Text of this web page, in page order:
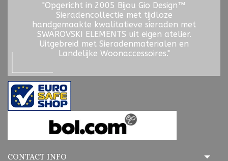
"Opgericht in 2005 Bijou Gio Design™
Sieradencollectie met tijdloze
handgemaakte kwalitatieve sieraden met
SWAROVSKI ELEMENTS uit eigen atelier.
Uitgebreid met Sieradenmaterialen en
Landelijke Woonaccessoires."
CONTACT INFO